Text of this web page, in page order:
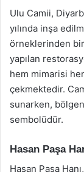
Ulu Camii,
yılında inşa
örneklerinden
yapılan
hem mimarisi
çekmektedir.
sunarken,
sembolüdür.
Hasan Paşa
Hasan Paşa